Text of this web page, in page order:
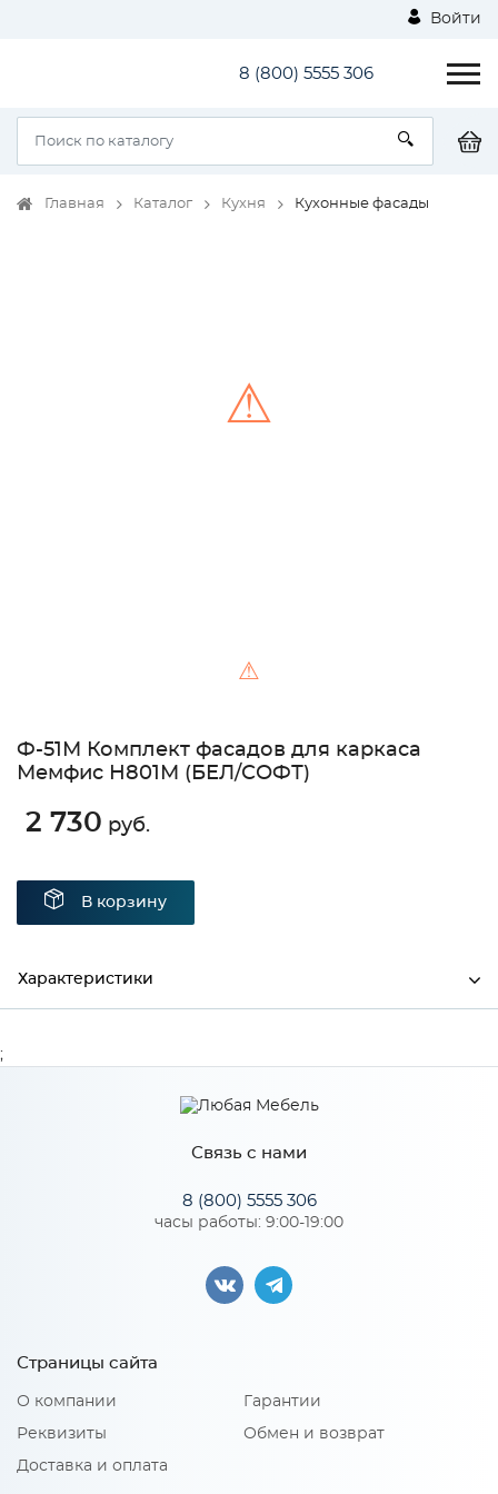
Войти
8 (800) 5555 306
Главная Каталог Кухня Кухонные фасады
⚠
⚠
Ф-51М Комплект фасадов для каркаса
Мемфис Н801М (БЕЛ/СОФТ)
2 730 руб.
В корзину
Характеристики
Количество упаковок: 1
Связь с нами
8 (800) 5555 306
часы работы: 9:00-19:00
Страницы сайта
О компании
Реквизиты
Доставка и оплата
Гарантии
Обмен и возврат
;